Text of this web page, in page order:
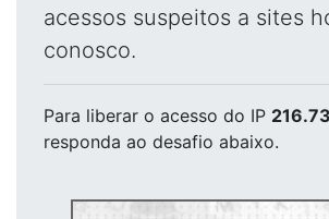
acessos suspeitos a sites
conosco.
Para liberar o acesso do IP
responda ao desafio abaixo.